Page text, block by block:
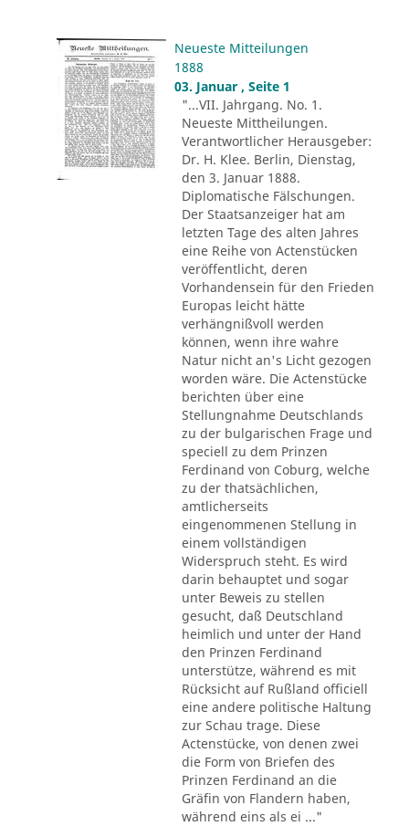
Neueste Mitteilungen
1888
03. Januar , Seite 1
"...VII. Jahrgang. No. 1.
Neueste Mittheilungen.
Verantwortlicher Herausgeber:
Dr. H. Klee. Berlin, Dienstag,
den 3. Januar 1888.
Diplomatische Fälschungen.
Der Staatsanzeiger hat am
letzten Tage des alten Jahres
eine Reihe von Actenstücken
veröffentlicht, deren
Vorhandensein für den Frieden
Europas leicht hätte
verhängnißvoll werden
können, wenn ihre wahre
Natur nicht an's Licht gezogen
worden wäre. Die Actenstücke
berichten über eine
Stellungnahme Deutschlands
zu der bulgarischen Frage und
speciell zu dem Prinzen
Ferdinand von Coburg, welche
zu der thatsächlichen,
amtlicherseits
eingenommenen Stellung in
einem vollständigen
Widerspruch steht. Es wird
darin behauptet und sogar
unter Beweis zu stellen
gesucht, daß Deutschland
heimlich und unter der Hand
den Prinzen Ferdinand
unterstütze, während es mit
Rücksicht auf Rußland officiell
eine andere politische Haltung
zur Schau trage. Diese
Actenstücke, von denen zwei
die Form von Briefen des
Prinzen Ferdinand an die
Gräfin von Flandern haben,
während eins als ei ..."